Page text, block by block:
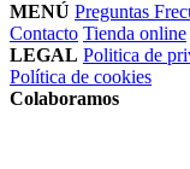
MENÚ Preguntas
Contacto Tienda online
LEGAL Politica de
Política de cookies
Colaboramos